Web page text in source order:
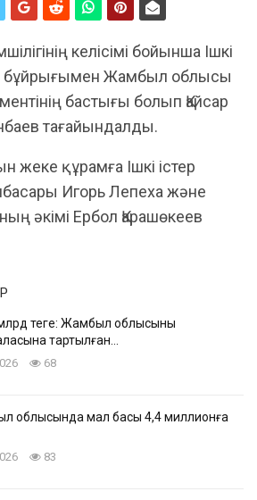
келісімі бойынша Ішкі
бұйрығымен Жамбыл облысы
бастығы болып Қайсар
тағайындалды.
жеке құрамға Ішкі істер
Игорь Лепеха және
әкімі Ербол Қарашөкеев
теңге: Жамбыл облысының
тартылған…
68
облысында мал басы 4,4 миллионға
83